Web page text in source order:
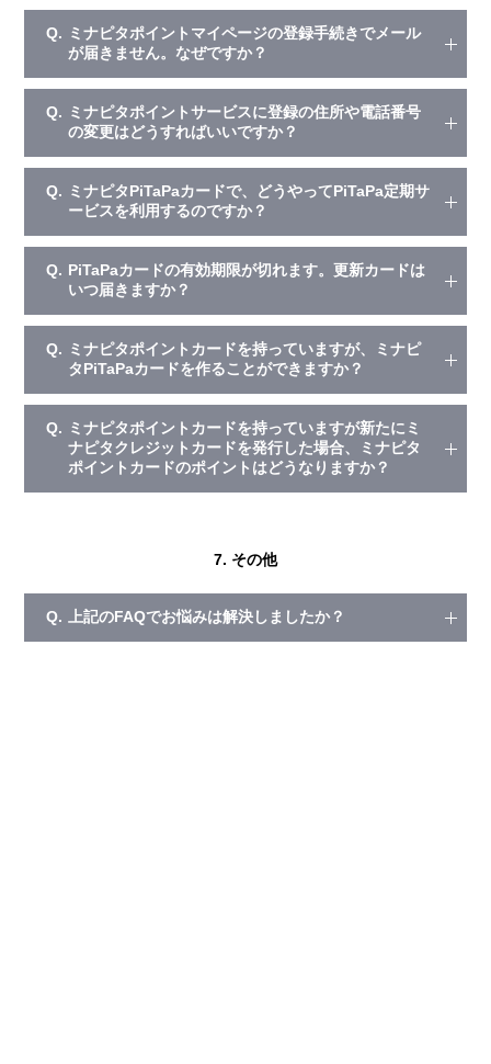
Q. ミナピタポイントマイページの登録手続きでメール
が届きません。なぜですか？
Q. ミナピタポイントサービスに登録の住所や電話番号
の変更はどうすればいいですか？
Q. ミナピタPiTaPaカードで、どうやってPiTaPa定期サ
ービスを利用するのですか？
Q. PiTaPaカードの有効期限が切れます。更新カードは
いつ届きますか？
Q. ミナピタポイントカードを持っていますが、ミナピ
タPiTaPaカードを作ることができますか？
Q. ミナピタポイントカードを持っていますが新たにミ
ナピタクレジットカードを発行した場合、ミナピタ
ポイントカードのポイントはどうなりますか？
7. その他
Q. 上記のFAQでお悩みは解決しましたか？